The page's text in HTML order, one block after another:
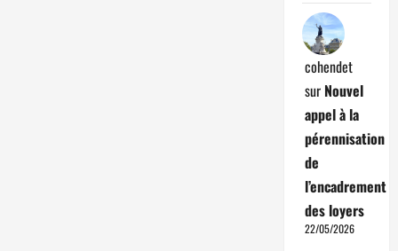
cohendet
sur Nouvel
appel à la
pérennisation
de
l’encadrement
des loyers
22/05/2026